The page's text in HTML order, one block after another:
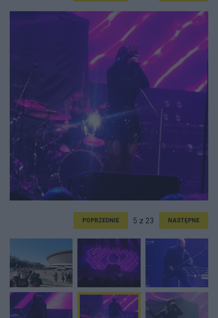
POPRZEDNIE 5 z 23 NASTĘPNE